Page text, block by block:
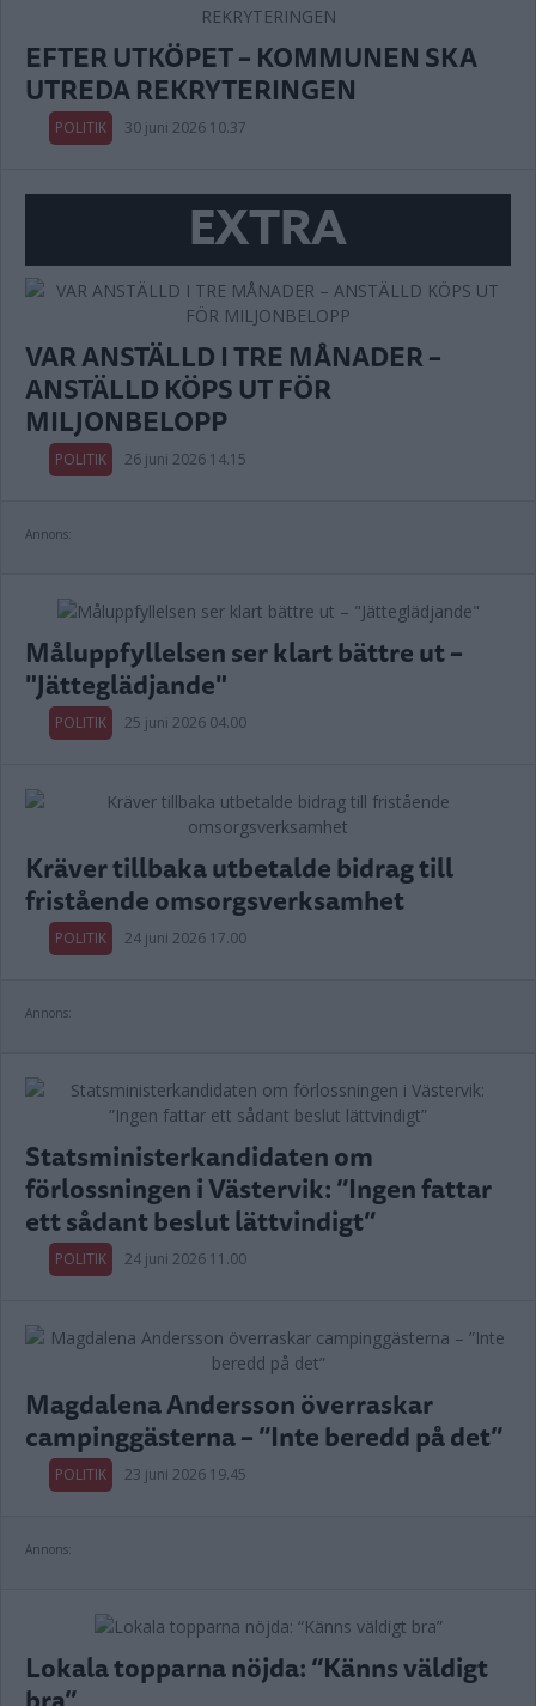
EFTER UTKÖPET – KOMMUNEN SKA
UTREDA REKRYTERINGEN
POLITIK 30 juni 2026 10.37
EXTRA
VAR ANSTÄLLD I TRE MÅNADER –
ANSTÄLLD KÖPS UT FÖR
MILJONBELOPP
POLITIK 26 juni 2026 14.15
Annons:
Måluppfyllelsen ser klart bättre ut –
"Jätteglädjande"
POLITIK 25 juni 2026 04.00
Kräver tillbaka utbetalde bidrag till
fristående omsorgsverksamhet
POLITIK 24 juni 2026 17.00
Annons:
Statsministerkandidaten om
förlossningen i Västervik: ”Ingen fattar
ett sådant beslut lättvindigt”
POLITIK 24 juni 2026 11.00
Magdalena Andersson överraskar
campinggästerna – ”Inte beredd på det”
POLITIK 23 juni 2026 19.45
Annons:
Lokala topparna nöjda: “Känns väldigt